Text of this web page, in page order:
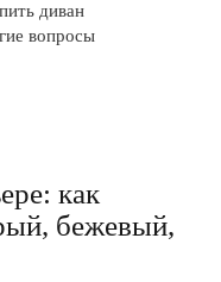
диван
вопросы
как
бежевый,